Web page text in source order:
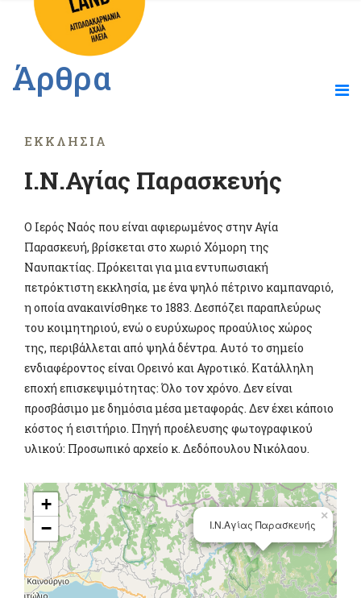
Άρθρα
ΕΚΚΛΗΣΊΑ
Ι.Ν.Αγίας Παρασκευής
Ο Ιερός Ναός που είναι αφιερωμένος στην Αγία
Παρασκευή, βρίσκεται στο χωριό Χόμορη της
Ναυπακτίας. Πρόκειται για μια εντυπωσιακή
πετρόκτιστη εκκλησία, με ένα ψηλό πέτρινο καμπαναριό,
η οποία ανακαινίσθηκε το 1883. Δεσπόζει παραπλεύρως
του κοιμητηριού, ενώ ο ευρύχωρος προαύλιος χώρος
της, περιβάλλεται από ψηλά δέντρα. Αυτό το σημείο
ενδιαφέροντος είναι Ορεινό και Αγροτικό. Κατάλληλη
εποχή επισκεψιμότητας: Όλο τον χρόνο. Δεν είναι
προσβάσιμο με δημόσια μέσα μεταφοράς. Δεν έχει κάποιο
κόστος ή εισιτήριο. Πηγή προέλευσης φωτογραφικού
υλικού: Προσωπικό αρχείο κ. Δεδόπουλου Νικόλαου.
Ι.Ν.Αγίας Παρασκευής
×
+
−